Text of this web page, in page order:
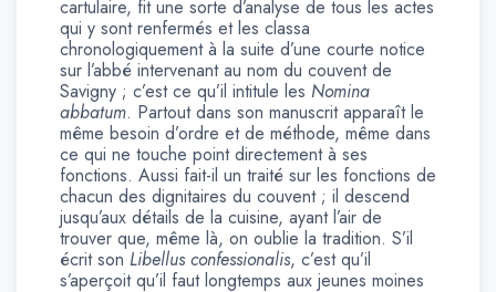
cartulaire, fit une sorte d’analyse de tous les actes
qui y sont renfermés et les classa
chronologiquement à la suite d’une courte notice
sur l’abbé intervenant au nom du couvent de
Savigny ; c’est ce qu’il intitule les Nomina
abbatum. Partout dans son manuscrit apparaît le
même besoin d’ordre et de méthode, même dans
ce qui ne touche point directement à ses
fonctions. Aussi fait-il un traité sur les fonctions de
chacun des dignitaires du couvent ; il descend
jusqu’aux détails de la cuisine, ayant l’air de
trouver que, même là, on oublie la tradition. S’il
écrit son Libellus confessionalis, c’est qu’il
s’aperçoit qu’il faut longtemps aux jeunes moines